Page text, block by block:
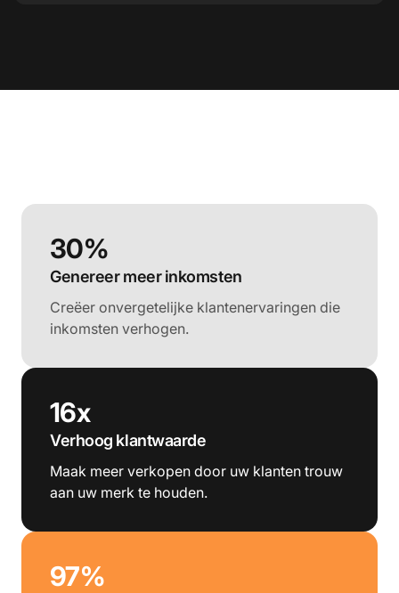
30%
Genereer meer inkomsten
Creëer onvergetelijke klantenervaringen die
inkomsten verhogen.
16x
Verhoog klantwaarde
Maak meer verkopen door uw klanten trouw
aan uw merk te houden.
97%